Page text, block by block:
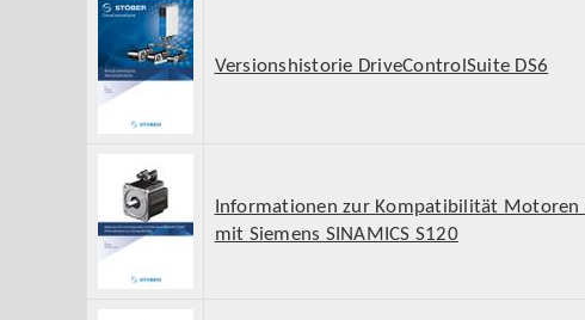
Versionshistorie DriveControlSuite DS6
Informationen zur Kompatibilität Motoren
mit Siemens SINAMICS S120